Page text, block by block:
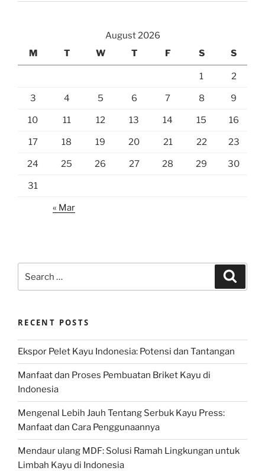
August 2026
M
T W T F S S
1 2
3 4 5 6 7 8 9
10 11 12 13 14 15 16
17 18 19 20 21 22 23
24 25 26 27 28 29 30
31
« Mar
for:
RECENT POSTS
Ekspor Pelet Kayu Indonesia: Potensi dan Tantangan
Manfaat dan Proses Pembuatan Briket Kayu di
Indonesia
Mengenal Lebih Jauh Tentang Serbuk Kayu Press:
Manfaat dan Cara Penggunaannya
Mendaur ulang MDF: Solusi Ramah Lingkungan untuk
Limbah Kayu di Indonesia